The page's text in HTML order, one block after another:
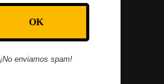
¡No enviamos spam!